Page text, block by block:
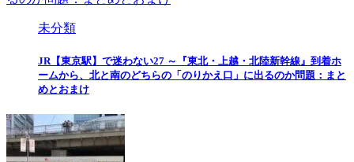
未分類
JR【東京駅】で迷わない27 ～『東北・上越・北陸新幹線』到着ホ
ームから、北と南のどちらの「のりかえ口」に出るのか問題：まと
めとおまけ